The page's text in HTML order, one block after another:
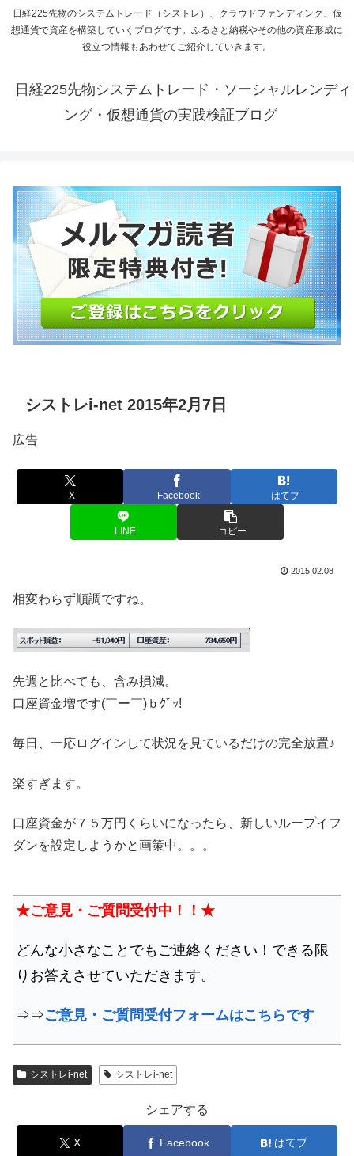
日経225先物のシステムトレード（シストレ）、クラウドファンディング、仮
想通貨で資産を構築していくブログです。ふるさと納税やその他の資産形成に
役立つ情報もあわせてご紹介していきます。
日経225先物システムトレード・ソーシャルレンディ
ング・仮想通貨の実践検証ブログ
シストレi-net 2015年2月7日
広告
X Facebook はてブ
LINE コピー
2015.02.08
相変わらず順調ですね。
先週と比べても、含み損減。
口座資金増です(￣ー￣)ｂｸﾞｯ!
毎日、一応ログインして状況を見ているだけの完全放置♪
楽すぎます。
口座資金が７５万円くらいになったら、新しいループイフ
ダンを設定しようかと画策中。。。
★ご意見・ご質問受付中！！★
どんな小さなことでもご連絡ください！できる限
りお答えさせていただきます。
⇒⇒ご意見・ご質問受付フォームはこちらです
シストレi-net シストレi-net
シェアする
X Facebook はてブ